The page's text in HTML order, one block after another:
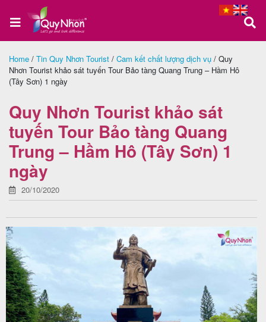
Trang
chủ
Tour
Quy
Nhơn
Tour
Phú
Yên
Tour
Home / Tin Quy Nhơn Tourist / Cam kết chất lượng dịch vụ / Quy
Nhơn Tourist khảo sát tuyến Tour Bảo tàng Quang Trung – Hầm Hô
(Tây Sơn) 1 ngày
Quy Nhơn Tourist khảo sát
tuyến Tour Bảo tàng Quang
Trung – Hầm Hô (Tây Sơn) 1
ngày
20/10/2020